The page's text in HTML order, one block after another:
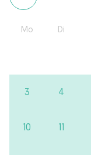
Mo Di
3 4
10 11